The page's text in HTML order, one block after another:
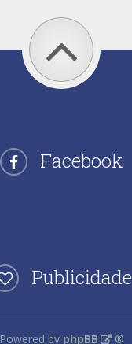
Facebook
Publicidade
Powered by phpBB ®